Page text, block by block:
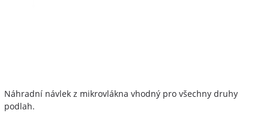
Náhradní návlek z mikrovlákna vhodný pro všechny druhy
podlah.